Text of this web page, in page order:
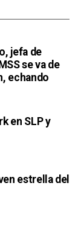
jefa de
se va de
echando
en SLP y
estrella del